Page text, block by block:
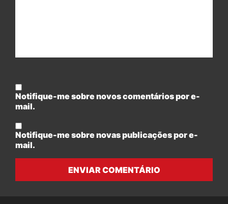
Notifique-me sobre novos comentários por e-
mail.
Notifique-me sobre novas publicações por e-
mail.
ENVIAR COMENTÁRIO